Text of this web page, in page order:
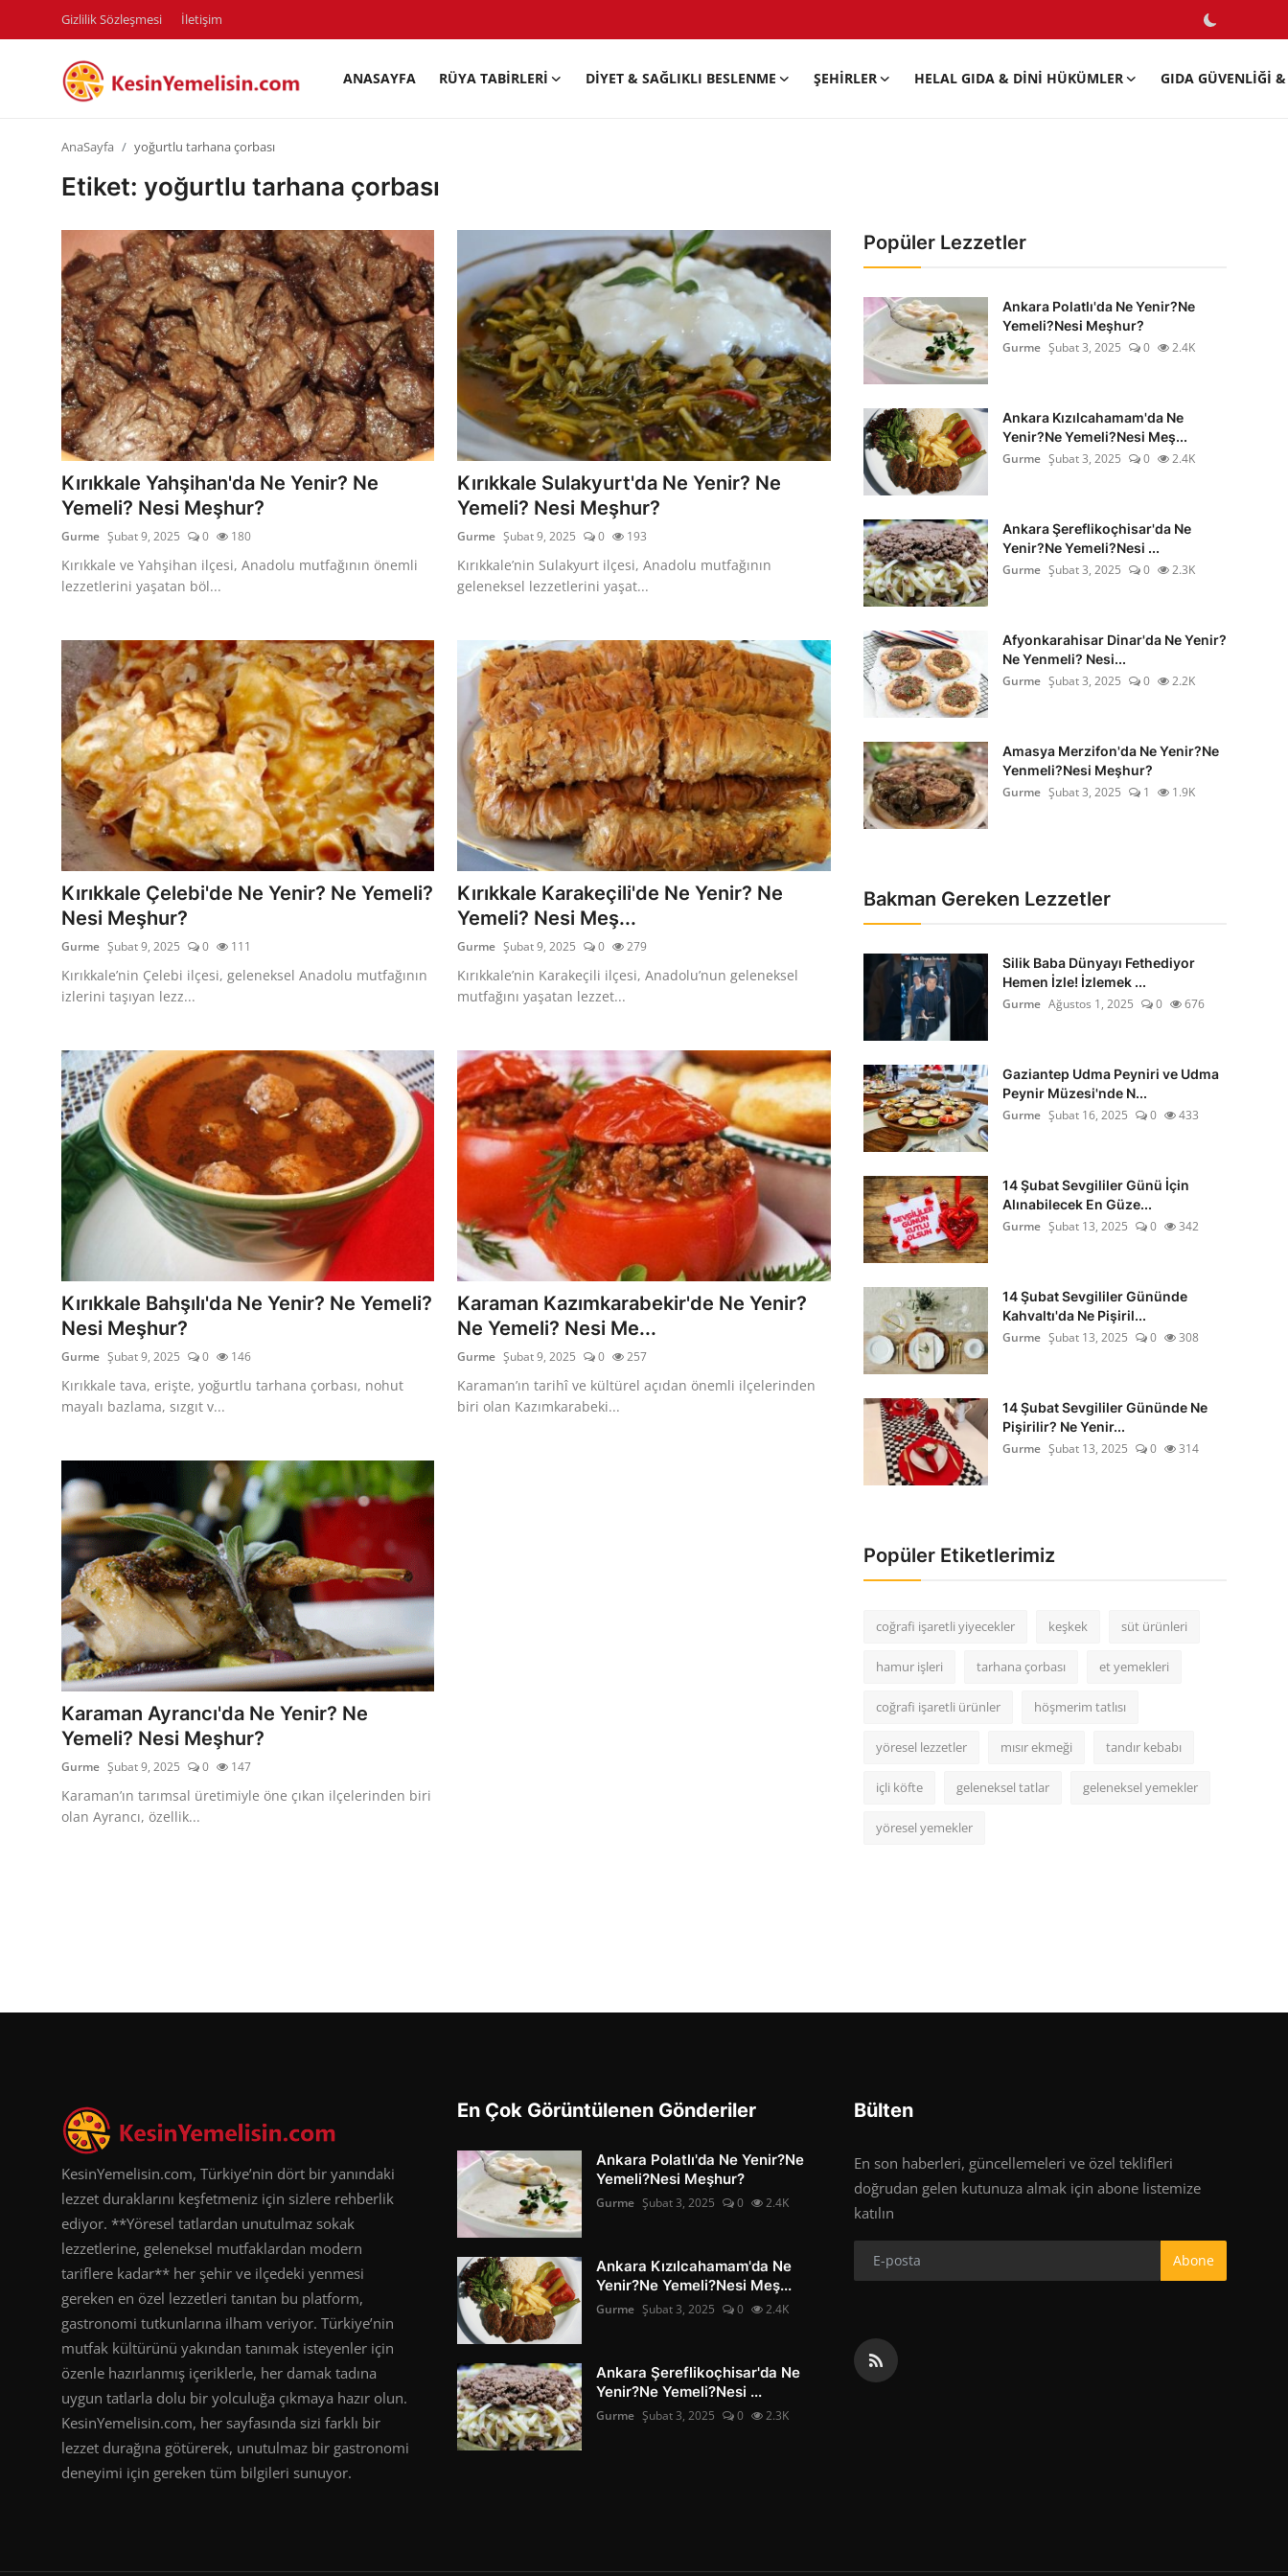
Gizlilik Sözleşmesi İletişim
ANASAYFA RÜYA TABIRLERI DIYET & SAĞLIKLI BESLENME ŞEHIRLER HELAL GIDA & DINI HÜKÜMLER GIDA GÜVENLIĞI
Diyet & Sağlıklı Beslenme
İletişim
Şehirler
Helal Gıda & Dini Hükümler
Gıda Güvenliği & Bilimi
Kalori & Diyet Rehberi
Mutfak Püf Noktaları & İpuçları
Mekan & Lezzet Rotaları
Temel Gıda ve Ürün Rehberleri
Yöresel Tarifler & Ev Yemekleri
Gıda Güvenliği & Sağlık
İçecek Kültürü & Rehberleri
Popüler Kültür & Mutfak Tarihi
Mutfak Temizliği & Pratik Bilgiler
Anne & Bebek Beslenmesi
Mutfak Sırları & Teknikler
Gıda Sözlüğü & Nedir?
Yemek Tarifleri & Menüler
AnaSayfa yoğurtlu tarhana çorbası
Etiket: yoğurtlu tarhana çorbası
Kırıkkale Yahşihan'da Ne Yenir? Ne
Yemeli? Nesi Meşhur?
Gurme Şubat 9, 2025 0 180
Kırıkkale ve Yahşihan ilçesi, Anadolu mutfağının önemli
lezzetlerini yaşatan böl...
Kırıkkale Sulakyurt'da Ne Yenir? Ne
Yemeli? Nesi Meşhur?
Gurme Şubat 9, 2025 0 193
Kırıkkale’nin Sulakyurt ilçesi, Anadolu mutfağının
geleneksel lezzetlerini yaşat...
Kırıkkale Çelebi'de Ne Yenir? Ne Yemeli?
Nesi Meşhur?
Gurme Şubat 9, 2025 0 111
Kırıkkale’nin Çelebi ilçesi, geleneksel Anadolu mutfağının
izlerini taşıyan lezz...
Kırıkkale Karakeçili'de Ne Yenir? Ne
Yemeli? Nesi Meş...
Gurme Şubat 9, 2025 0 279
Kırıkkale’nin Karakeçili ilçesi, Anadolu’nun geleneksel
mutfağını yaşatan lezzet...
Kırıkkale Bahşılı'da Ne Yenir? Ne Yemeli?
Nesi Meşhur?
Gurme Şubat 9, 2025 0 146
Kırıkkale tava, erişte, yoğurtlu tarhana çorbası, nohut
mayalı bazlama, sızgıt v...
Karaman Kazımkarabekir'de Ne Yenir?
Ne Yemeli? Nesi Me...
Gurme Şubat 9, 2025 0 257
Karaman’ın tarihî ve kültürel açıdan önemli ilçelerinden
biri olan Kazımkarabeki...
Karaman Ayrancı'da Ne Yenir? Ne
Yemeli? Nesi Meşhur?
Gurme Şubat 9, 2025 0 147
Karaman’ın tarımsal üretimiyle öne çıkan ilçelerinden biri
olan Ayrancı, özellik...
Popüler Lezzetler
Ankara Polatlı'da Ne Yenir?Ne
Yemeli?Nesi Meşhur?
Gurme Şubat 3, 2025 0 2.4K
Ankara Kızılcahamam'da Ne
Yenir?Ne Yemeli?Nesi Meş...
Gurme Şubat 3, 2025 0 2.4K
Ankara Şereflikoçhisar'da Ne
Yenir?Ne Yemeli?Nesi ...
Gurme Şubat 3, 2025 0 2.3K
Afyonkarahisar Dinar'da Ne Yenir?
Ne Yenmeli? Nesi...
Gurme Şubat 3, 2025 0 2.2K
Amasya Merzifon'da Ne Yenir?Ne
Yenmeli?Nesi Meşhur?
Gurme Şubat 3, 2025 1 1.9K
Bakman Gereken Lezzetler
Silik Baba Dünyayı Fethediyor
Hemen İzle! İzlemek ...
Gurme Ağustos 1, 2025 0 676
Gaziantep Udma Peyniri ve Udma
Peynir Müzesi'nde N...
Gurme Şubat 16, 2025 0 433
14 Şubat Sevgililer Günü İçin
Alınabilecek En Güze...
Gurme Şubat 13, 2025 0 342
14 Şubat Sevgililer Gününde
Kahvaltı'da Ne Pişiril...
Gurme Şubat 13, 2025 0 308
14 Şubat Sevgililer Gününde Ne
Pişirilir? Ne Yenir...
Gurme Şubat 13, 2025 0 314
Popüler Etiketlerimiz
coğrafi işaretli yiyecekler keşkek süt ürünleri
hamur işleri tarhana çorbası et yemekleri
coğrafi işaretli ürünler höşmerim tatlısı
yöresel lezzetler mısır ekmeği tandır kebabı
içli köfte geleneksel tatlar geleneksel yemekler
yöresel yemekler
KesinYemelisin.com, Türkiye’nin dört bir yanındaki
lezzet duraklarını keşfetmeniz için sizlere rehberlik
ediyor. **Yöresel tatlardan unutulmaz sokak
lezzetlerine, geleneksel mutfaklardan modern
tariflere kadar** her şehir ve ilçedeki yenmesi
gereken en özel lezzetleri tanıtan bu platform,
gastronomi tutkunlarına ilham veriyor. Türkiye’nin
mutfak kültürünü yakından tanımak isteyenler için
özenle hazırlanmış içeriklerle, her damak tadına
uygun tatlarla dolu bir yolculuğa çıkmaya hazır olun.
KesinYemelisin.com, her sayfasında sizi farklı bir
lezzet durağına götürerek, unutulmaz bir gastronomi
deneyimi için gereken tüm bilgileri sunuyor.
En Çok Görüntülenen Gönderiler
Ankara Polatlı'da Ne Yenir?Ne
Yemeli?Nesi Meşhur?
Gurme Şubat 3, 2025 0 2.4K
Ankara Kızılcahamam'da Ne
Yenir?Ne Yemeli?Nesi Meş...
Gurme Şubat 3, 2025 0 2.4K
Ankara Şereflikoçhisar'da Ne
Yenir?Ne Yemeli?Nesi ...
Gurme Şubat 3, 2025 0 2.3K
Bülten
En son haberleri, güncellemeleri ve özel teklifleri
doğrudan gelen kutunuza almak için abone listemize
katılın
Abone